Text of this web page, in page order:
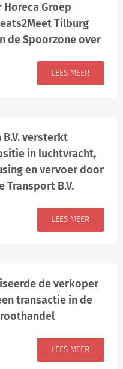
Horeca Groep
Tilburg
de Spoorzone over
LEES MEER
B.V. versterkt
in luchtvracht,
en vervoer door
Transport B.V.
LEES MEER
de verkoper
transactie in de
LEES MEER